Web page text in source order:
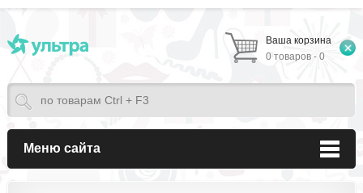
Ваша корзина
0 товаров - 0
Меню сайта